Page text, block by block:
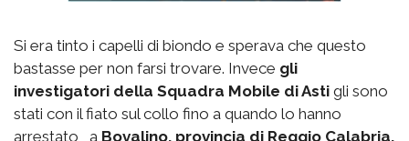
Si era tinto i capelli di biondo e sperava che questo
bastasse per non farsi trovare. Invece gli
investigatori della Squadra Mobile di Asti gli sono
stati con il fiato sul collo fino a quando lo hanno
arrestato a Bovalino, provincia di Reggio Calabria.